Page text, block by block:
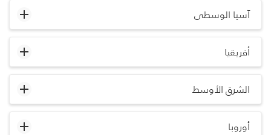
آسيا الوسطى
أفريقيا
الشرق الأوسط
أوروبا